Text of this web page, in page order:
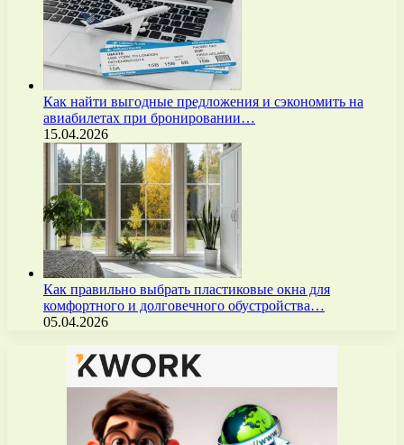
Как найти выгодные предложения и сэкономить на
авиабилетах при бронировании…
15.04.2026
Как правильно выбрать пластиковые окна для
комфортного и долговечного обустройства…
05.04.2026